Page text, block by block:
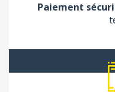
Paiement